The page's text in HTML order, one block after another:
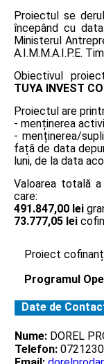
Proiectul se
începând cu
Ministerul
A.I.M.M.A.I.P.E.
Obiectivul
TUYA INVEST
Proiectul are
- menținerea
- menținerea/
față de data
luni, de la data
Valoarea totală
care:
491.847,00 lei
73.777,05 lei
Proiect
Programul
Date de
Nume: DOREL
Telefon: